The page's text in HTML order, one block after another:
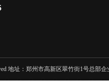
地址：郑州市高新区翠竹街1号